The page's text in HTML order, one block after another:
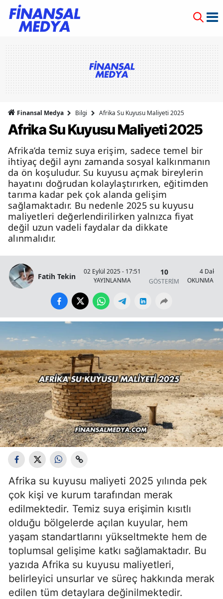
Finansal Medya Bilgi Afrika Su Kuyusu Maliyeti 2025
Afrika Su Kuyusu Maliyeti 2025
Afrika’da temiz suya erişim, sadece temel bir
ihtiyaç değil aynı zamanda sosyal kalkınmanın
da ön koşuludur. Su kuyusu açmak bireylerin
hayatını doğrudan kolaylaştırırken, eğitimden
tarıma kadar pek çok alanda gelişim
sağlamaktadır. Bu nedenle 2025 su kuyusu
maliyetleri değerlendirilirken yalnızca fiyat
değil uzun vadeli faydalar da dikkate
alınmalıdır.
Fatih Tekin
02 Eylül 2025 - 17:51
YAYINLANMA
10
GÖSTERİM
4 Dakika
OKUNMA
Afrika su kuyusu maliyeti 2025 yılında pek
çok kişi ve kurum tarafından merak
edilmektedir. Temiz suya erişimin kısıtlı
olduğu bölgelerde açılan kuyular, hem
yaşam standartlarını yükseltmekte hem de
toplumsal gelişime katkı sağlamaktadır. Bu
yazıda Afrika su kuyusu maliyetleri,
belirleyici unsurlar ve süreç hakkında merak
edilen tüm detaylara değinilmektedir.